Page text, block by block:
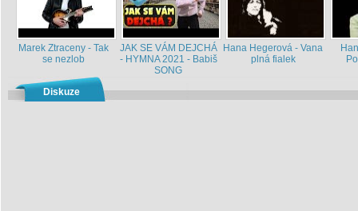
Marek Ztraceny - Tak
se nezlob
JAK SE VÁM DEJCHÁ
- HYMNA 2021 - Babiš
SONG
Hana Hegerová - Vana
plná fialek
Diskuze